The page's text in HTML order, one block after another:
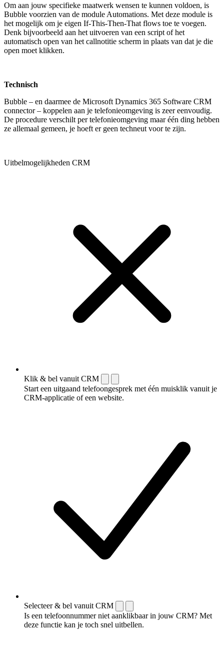
Om aan jouw specifieke maatwerk wensen te kunnen voldoen, is
Bubble voorzien van de module Automations. Met deze module is
het mogelijk om je eigen If-This-Then-That flows toe te voegen.
Denk bijvoorbeeld aan het uitvoeren van een script of het
automatisch open van het callnotitie scherm in plaats van dat je die
open moet klikken.
Technisch
Bubble – en daarmee de Microsoft Dynamics 365 Software CRM
connector – koppelen aan je telefonieomgeving is zeer eenvoudig.
De procedure verschilt per telefonieomgeving maar één ding hebben
ze allemaal gemeen, je hoeft er geen techneut voor te zijn.
Uitbelmogelijkheden CRM
Klik & bel vanuit CRM
Start een uitgaand telefoongesprek met één muisklik vanuit je
CRM-applicatie of een website.
Selecteer & bel vanuit CRM
Is een telefoonnummer niet aanklikbaar in jouw CRM? Met
deze functie kan je toch snel uitbellen.